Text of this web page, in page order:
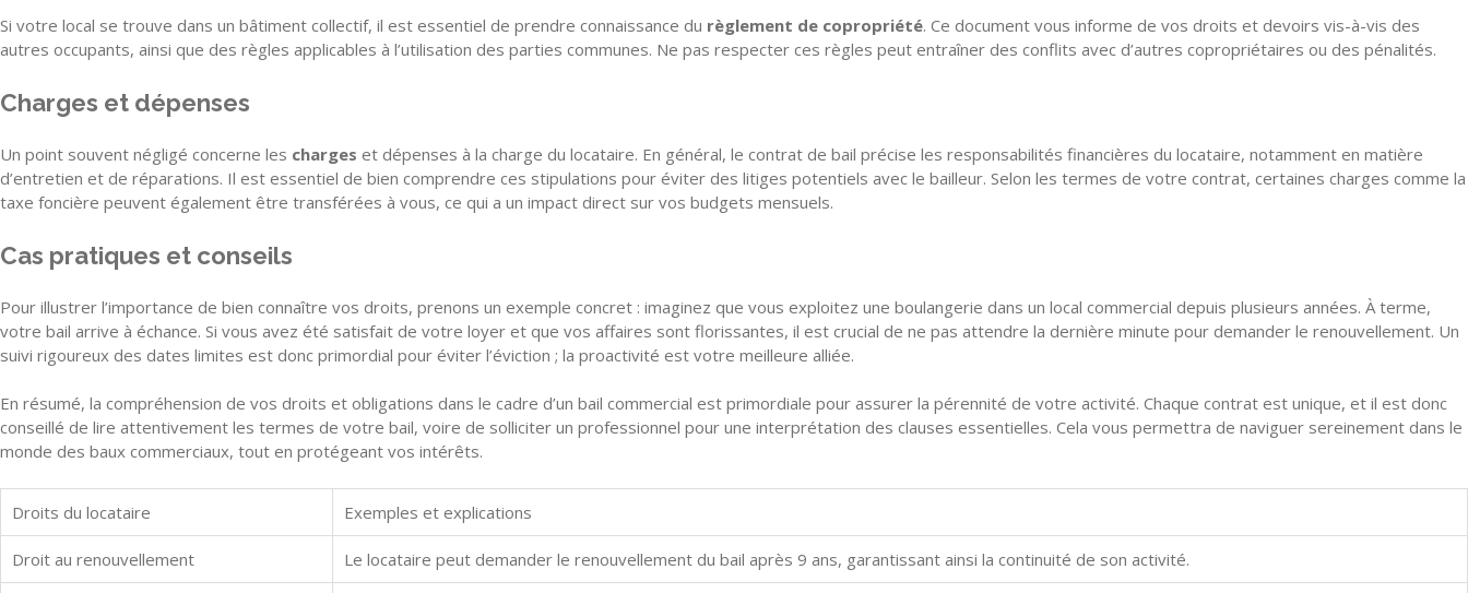
Si votre local se trouve dans un bâtiment collectif, il est essentiel de prendre connaissance du règlement de copropriété. Ce document vous informe de vos droits et devoirs vis-à-vis des
autres occupants, ainsi que des règles applicables à l’utilisation des parties communes. Ne pas respecter ces règles peut entraîner des conflits avec d’autres copropriétaires ou des pénalités.
Charges et dépenses
Un point souvent négligé concerne les charges et dépenses à la charge du locataire. En général, le contrat de bail précise les responsabilités financières du locataire, notamment en matière
d’entretien et de réparations. Il est essentiel de bien comprendre ces stipulations pour éviter des litiges potentiels avec le bailleur. Selon les termes de votre contrat, certaines charges comme la
taxe foncière peuvent également être transférées à vous, ce qui a un impact direct sur vos budgets mensuels.
Cas pratiques et conseils
Pour illustrer l’importance de bien connaître vos droits, prenons un exemple concret : imaginez que vous exploitez une boulangerie dans un local commercial depuis plusieurs années. À terme,
votre bail arrive à échance. Si vous avez été satisfait de votre loyer et que vos affaires sont florissantes, il est crucial de ne pas attendre la dernière minute pour demander le renouvellement. Un
suivi rigoureux des dates limites est donc primordial pour éviter l’éviction ; la proactivité est votre meilleure alliée.
En résumé, la compréhension de vos droits et obligations dans le cadre d’un bail commercial est primordiale pour assurer la pérennité de votre activité. Chaque contrat est unique, et il est donc
conseillé de lire attentivement les termes de votre bail, voire de solliciter un professionnel pour une interprétation des clauses essentielles. Cela vous permettra de naviguer sereinement dans le
monde des baux commerciaux, tout en protégeant vos intérêts.
Droits du locataire Exemples et explications
Droit au renouvellement Le locataire peut demander le renouvellement du bail après 9 ans, garantissant ainsi la continuité de son activité.